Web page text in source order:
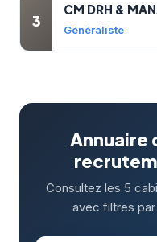
3
CM DRH &
Généraliste
Annuaire
Consultez les 5
avec filtres